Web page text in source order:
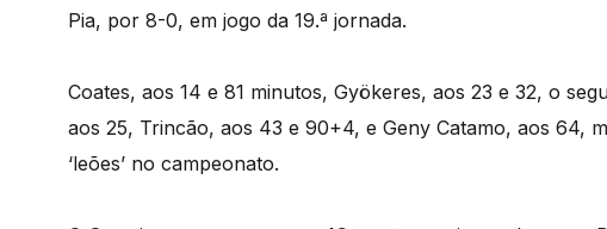
Pia, por 8-0, em jogo da 19.ª jornada.
Coates, aos 14 e 81 minutos, Gyökeres, aos 23 e 32, o
aos 25, Trincão, aos 43 e 90+4, e Geny Catamo, aos 64,
‘leões’ no campeonato.